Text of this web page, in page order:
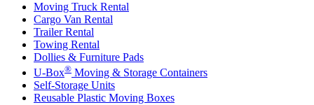
Moving Truck Rental
Cargo Van Rental
Trailer Rental
Towing Rental
Dollies & Furniture Pads
U-Box® Moving & Storage Containers
Self-Storage Units
Reusable Plastic Moving Boxes